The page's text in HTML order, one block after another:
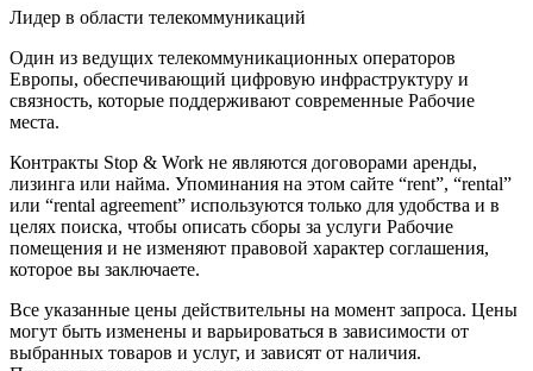
Лидер в области телекоммуникаций
Один из ведущих телекоммуникационных операторов
Европы, обеспечивающий цифровую инфраструктуру и
связность, которые поддерживают современные Рабочие
места.
Контракты Stop & Work не являются договорами аренды,
лизинга или найма. Упоминания на этом сайте “rent”, “rental”
или “rental agreement” используются только для удобства и в
целях поиска, чтобы описать сборы за услуги Рабочие
помещения и не изменяют правовой характер соглашения,
которое вы заключаете.
Все указанные цены действительны на момент запроса. Цены
могут быть изменены и варьироваться в зависимости от
выбранных товаров и услуг, и зависят от наличия.